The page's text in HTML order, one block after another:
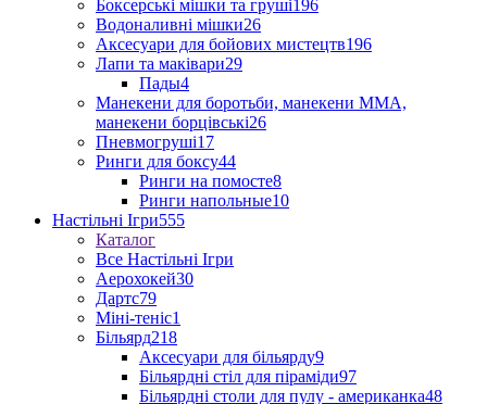
Боксерські мішки та груші196
Водоналивні мішки26
Аксесуари для бойових мистецтв196
Лапи та маківари29
Пады4
Манекени для боротьби, манекени ММА,
манекени борцівські26
Пневмогруші17
Ринги для боксу44
Ринги на помосте8
Ринги напольные10
Настільні Ігри555
Каталог
Все Настільні Ігри
Аерохокей30
Дартс79
Міні-теніс1
Більярд218
Аксесуари для більярду9
Більярдні стіл для піраміди97
Більярдні столи для пулу - американка48